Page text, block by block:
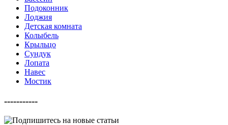
Подоконник
Лоджия
Детская комната
Колыбель
Крыльцо
Сундук
Лопата
Навес
Мостик
-----------